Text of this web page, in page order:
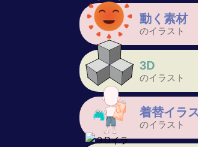
動く素材
のイラスト
3D
のイラスト
着替イラ
のイラスト